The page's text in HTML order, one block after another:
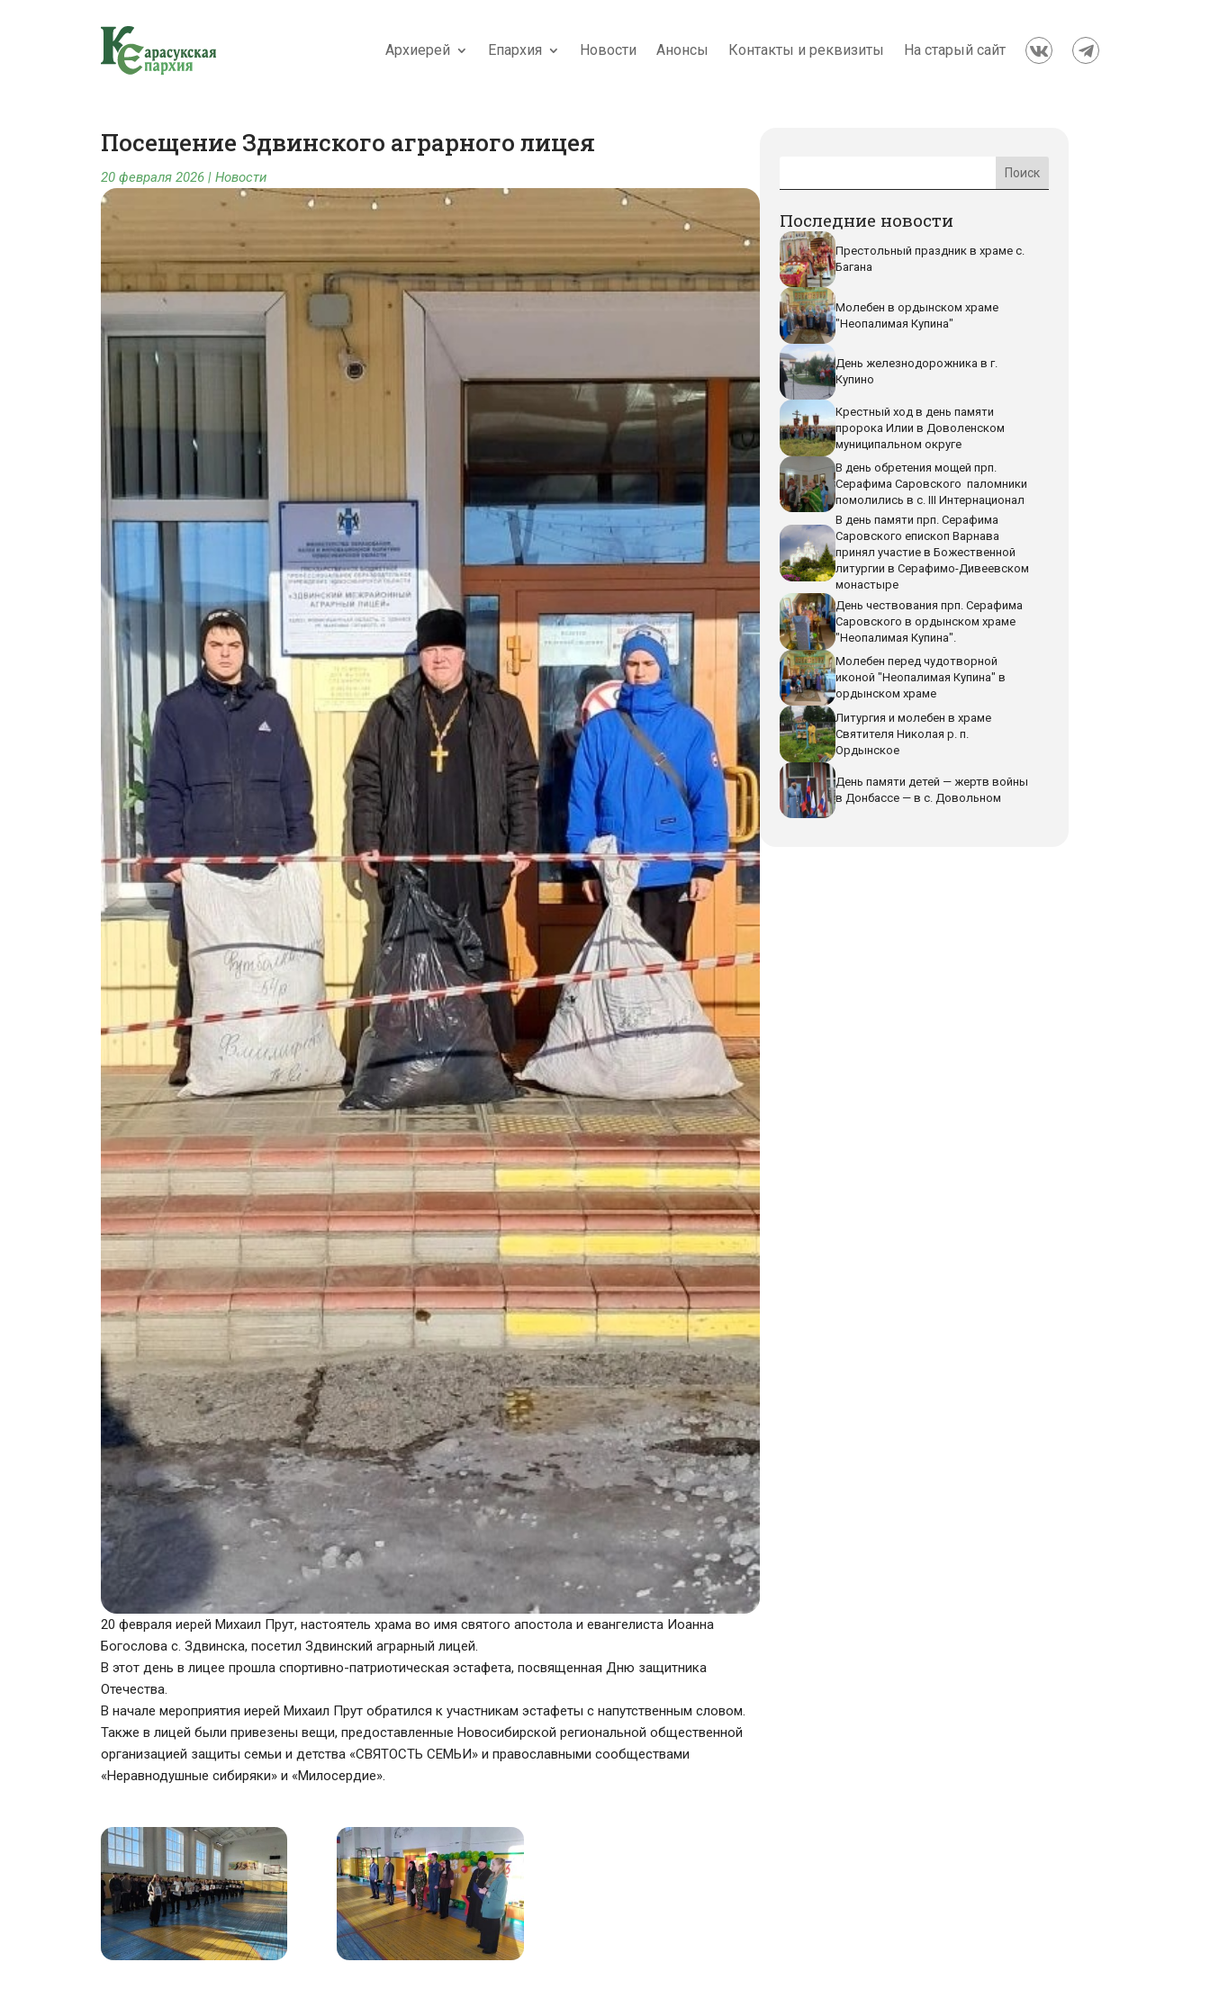
Архиерей Епархия Новости Анонсы Контакты и реквизиты На старый сайт  
Посещение Здвинского аграрного лицея
20 февраля 2026 | Новости
20 февраля иерей Михаил Прут, настоятель храма во имя святого апостола и евангелиста Иоанна
Богослова с. Здвинска, посетил Здвинский аграрный лицей.
В этот день в лицее прошла спортивно-патриотическая эстафета, посвященная Дню защитника
Отечества.
В начале мероприятия иерей Михаил Прут обратился к участникам эстафеты с напутственным словом.
Также в лицей были привезены вещи, предоставленные Новосибирской региональной общественной
организацией защиты семьи и детства «СВЯТОСТЬ СЕМЬИ» и православными сообществами
«Неравнодушные сибиряки» и «Милосердие».
Последние новости
Престольный праздник в храме с.
Багана
Молебен в ордынском храме
"Неопалимая Купина"
День железнодорожника в г.
Купино
Крестный ход в день памяти
пророка Илии в Доволенском
муниципальном округе
В день обретения мощей прп.
Серафима Саровского паломники
помолились в с. III Интернационал
В день памяти прп. Серафима
Саровского епископ Варнава
принял участие в Божественной
литургии в Серафимо-Дивеевском
монастыре
День чествования прп. Серафима
Саровского в ордынском храме
"Неопалимая Купина".
Молебен перед чудотворной
иконой "Неопалимая Купина" в
ордынском храме
Литургия и молебен в храме
Святителя Николая р. п.
Ордынское
День памяти детей — жертв войны
в Донбассе — в с. Довольном